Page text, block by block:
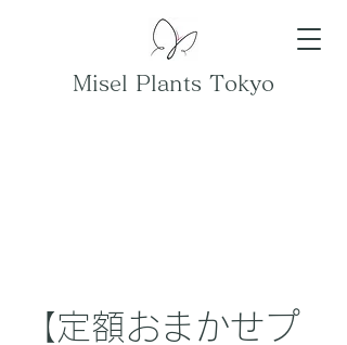
Misel Plants Tokyo
【定額おまかせプ